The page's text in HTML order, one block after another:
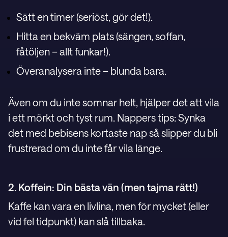
Sätt en timer (seriöst, gör det!).
Hitta en bekväm plats (sängen, soffan,
fåtöljen – allt funkar!).
Överanalysera inte – blunda bara.
Även om du inte somnar helt, hjälper det att vila
i ett mörkt och tyst rum. Nappers tips: Synka
det med bebisens kortaste nap så slipper du bli
frustrerad om du inte får vila länge.
2. Koffein: Din bästa vän (men tajma rätt!)
Kaffe kan vara en livlina, men för mycket (eller
vid fel tidpunkt) kan slå tillbaka.